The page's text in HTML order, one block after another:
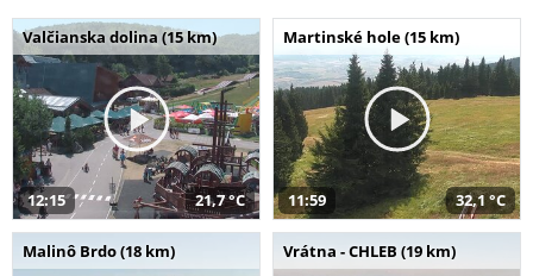
Valčianska dolina (15 km)
12:15 21,7 °C
Martinské hole (15 km)
11:59 32,1 °C
Malinô Brdo (18 km) Vrátna - CHLEB (19 km)